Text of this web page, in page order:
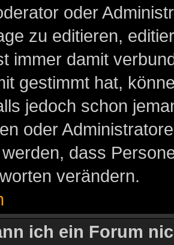
oder
zu editieren,
immer damit
gestimmt hat,
jedoch schon
oder
dass
verändern.
ich ein Forum